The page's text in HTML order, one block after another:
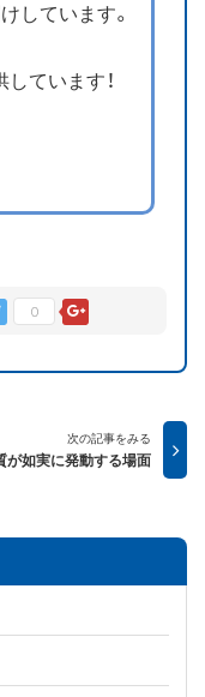
しています。
ています！
0
次の記事をみる
が如実に発動する場面